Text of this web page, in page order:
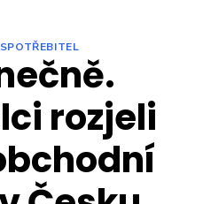
SPOTŘEBITEL
rozjeli